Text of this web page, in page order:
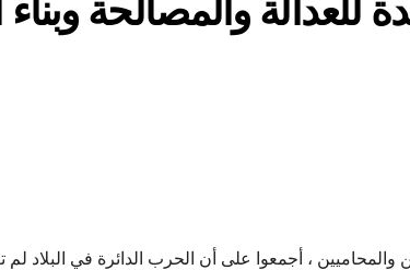
للعدالة والمصالحة وبناء
، أجمعوا على أن الحرب الدائرة في البلاد لم